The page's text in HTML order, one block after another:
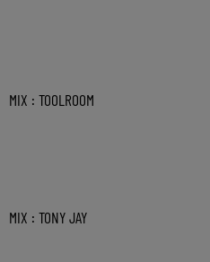
MIX : TOOLROOM
MIX : TONY JAY